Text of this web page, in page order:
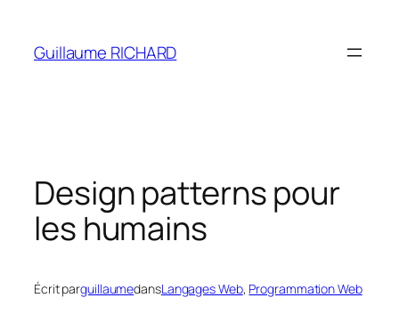
contenu
Guillaume RICHARD
Design patterns pour
les humains
Écrit parguillaumedansLangages Web, Programmation Web